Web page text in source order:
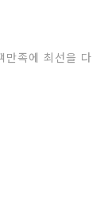
만족에 최선을 다